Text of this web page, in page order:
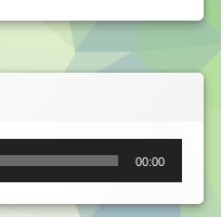
00:00